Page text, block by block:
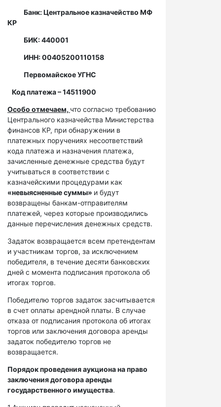
Банк: Центральное казначейство МФ
КР
БИК: 440001
ИНН: 00405200110158
Первомайское УГНС
Код платежа – 14511900
Особо отмечаем, что согласно требованию
Центрального казначейства Министерства
финансов КР, при обнаружении в
платежных поручениях несоответствий
кода платежа и назначения платежа,
зачисленные денежные средства будут
учитываться в соответствии с
казначейскими процедурами как
«невыясненные суммы» и будут
возвращены банкам-отправителям
платежей, через которые производились
данные перечисления денежных средств.
Задаток возвращается всем претендентам
и участникам торгов, за исключением
победителя, в течение десяти банковских
дней с момента подписания протокола об
итогах торгов.
Победителю торгов задаток засчитывается
в счет оплаты арендной платы. В случае
отказа от подписания протокола об итогах
торгов или заключения договора аренды
задаток победителю торгов не
возвращается.
Порядок проведения аукциона на право
заключения договора аренды
государственного имущества.